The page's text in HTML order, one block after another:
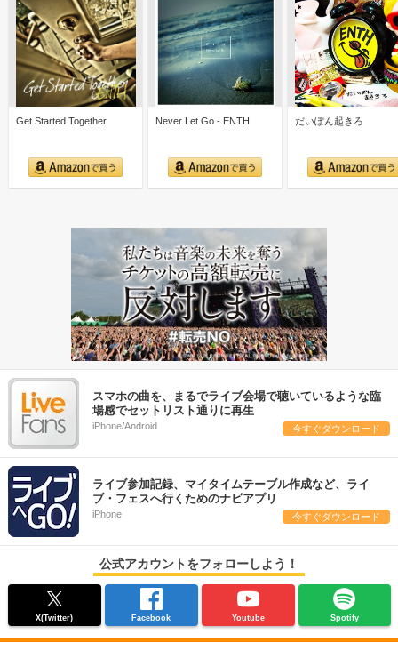
Get Started Together Never Let Go - ENTH だいぽん起きろ
スマホの曲を、まるでライブ会場で聴いているような臨
場感でセットリスト通りに再生
iPhone/Android 今すぐダウンロード
ライブ参加記録、マイタイムテーブル作成など、ライ
ブ・フェスへ行くためのナビアプリ
iPhone 今すぐダウンロード
公式アカウントをフォローしよう！
X(Twitter) Facebook Youtube Spotify